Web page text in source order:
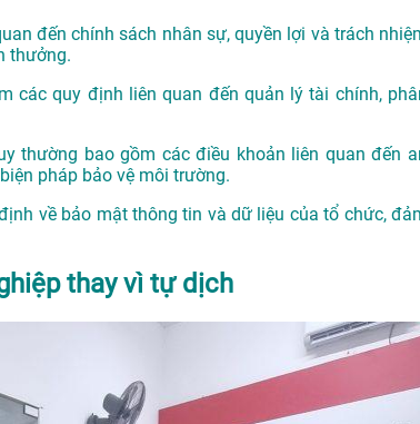
đến chính sách nhân sự, quyền lợi và trách
thưởng.
các quy định liên quan đến quản lý tài chính,
thường bao gồm các điều khoản liên quan đến
pháp bảo vệ môi trường.
về bảo mật thông tin và dữ liệu của tổ chức,
thay vì tự dịch